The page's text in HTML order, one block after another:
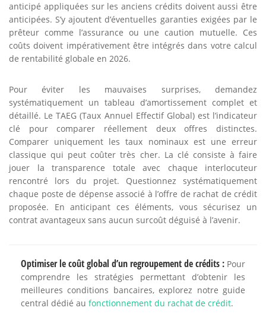
anticipé appliquées sur les anciens crédits doivent aussi être
anticipées. S’y ajoutent d’éventuelles garanties exigées par le
prêteur comme l’assurance ou une caution mutuelle. Ces
coûts doivent impérativement être intégrés dans votre calcul
de rentabilité globale en 2026.
Pour éviter les mauvaises surprises, demandez
systématiquement un tableau d’amortissement complet et
détaillé. Le TAEG (Taux Annuel Effectif Global) est l’indicateur
clé pour comparer réellement deux offres distinctes.
Comparer uniquement les taux nominaux est une erreur
classique qui peut coûter très cher. La clé consiste à faire
jouer la transparence totale avec chaque interlocuteur
rencontré lors du projet. Questionnez systématiquement
chaque poste de dépense associé à l’offre de rachat de crédit
proposée. En anticipant ces éléments, vous sécurisez un
contrat avantageux sans aucun surcoût déguisé à l’avenir.
Optimiser le coût global d’un regroupement de crédits : Pour
comprendre les stratégies permettant d’obtenir les
meilleures conditions bancaires, explorez notre guide
central dédié au fonctionnement du rachat de crédit.